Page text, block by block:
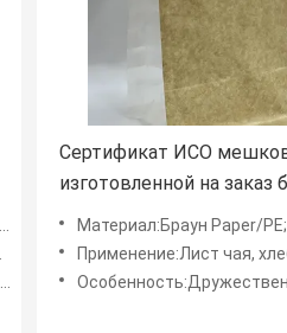
Сертификат ИСО
изготовленной на заказ
Крафт размера
хлебопекарни
Материал:Браун Paper/PE; Браун
Применение:Лист чая, хлеб, гайки, печенье,
Особенность:Дружественный к Со, качество еды,